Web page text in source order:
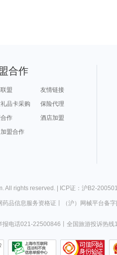
合作
盟
友情链接
品卡采购
保险代理
作
酒店加盟
盟合作
. All rights reserved. | ICP证：沪B2-
药品信息服务资格证 （沪）网械平台备
报电话021-22500846 全国旅游投诉热线